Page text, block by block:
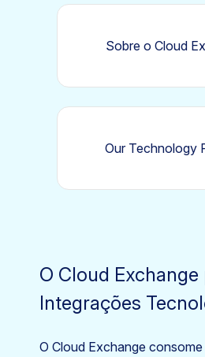
Sobre o Cloud
Our Technology
O Cloud Exchange
Integrações
O Cloud Exchange